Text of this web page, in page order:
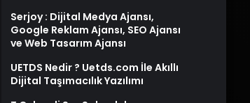
Serjoy : Dijital Medya Ajansı,
Google Reklam Ajansı, SEO Ajansı
ve Web Tasarım Ajansı
UETDS Nedir ? Uetds.com İle Akıllı
Dijital Taşımacılık Yazılımı